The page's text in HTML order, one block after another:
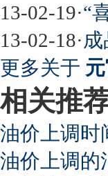
13-02-19·“
13-02-18·
更多关于
相关推
油价上调时
油价上调的